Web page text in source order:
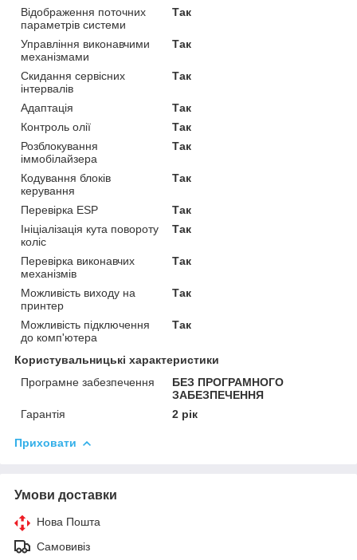
Відображення поточних
параметрів системи
Так
Управління виконавчими
механізмами
Так
Скидання сервісних
інтервалів
Так
Адаптація
Так
Контроль олії
Так
Розблокування
іммобілайзера
Так
Кодування блоків
керування
Так
Перевірка ESP
Так
Ініціалізація кута повороту
коліс
Так
Перевірка виконавчих
механізмів
Так
Можливість виходу на
принтер
Так
Можливість підключення
до комп'ютера
Так
Користувальницькі характеристики
Програмне забезпечення
БЕЗ ПРОГРАМНОГО
ЗАБЕЗПЕЧЕННЯ
Гарантія
2 рік
Приховати
Умови доставки
Нова Пошта
Самовивіз